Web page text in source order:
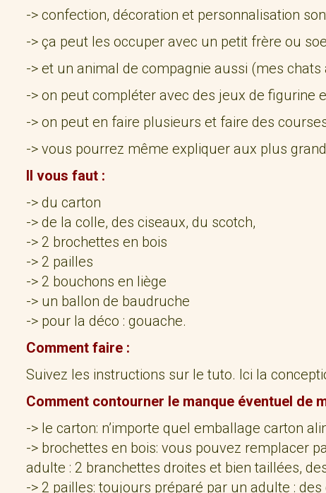
-> confection, décoration et personnalisation
-> ça peut les occuper avec un petit frère ou
-> et un animal de compagnie aussi (mes
-> on peut compléter avec des jeux de
-> on peut en faire plusieurs et faire des
-> vous pourrez même expliquer aux plus
Il vous faut :
-> du carton
-> de la colle, des ciseaux, du scotch,
-> 2 brochettes en bois
-> 2 pailles
-> 2 bouchons en liège
-> un ballon de baudruche
-> pour la déco : gouache.
Comment faire :
Suivez les instructions sur le tuto. Ici la
Comment contourner le manque éventuel de
-> le carton: n’importe quel emballage carton
-> brochettes en bois: vous pouvez remplacer
adulte : 2 branchettes droites et bien taillées,
-> 2 pailles: toujours préparé par un adulte :